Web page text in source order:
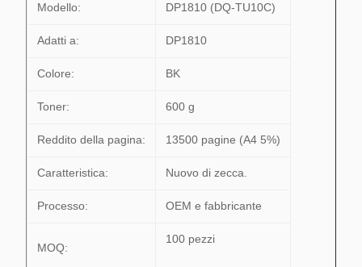
Modello: DP1810 (DQ-TU10C)
Adatti a: DP1810
Colore: BK
Toner: 600 g
Reddito della pagina: 13500 pagine (A4 5%)
Caratteristica: Nuovo di zecca.
Processo: OEM e fabbricante
MOQ:
100 pezzi